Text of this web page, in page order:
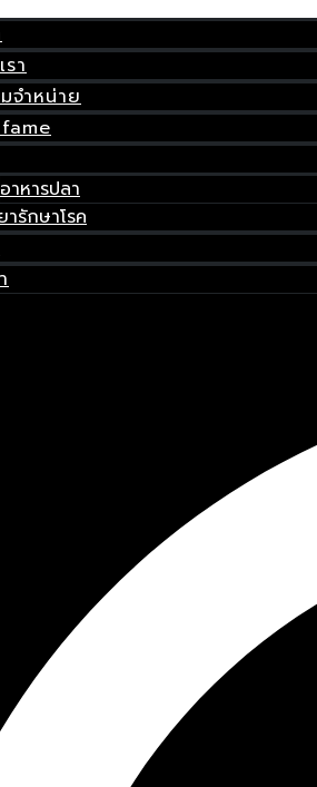
รา
จำหน่าย
อาหารปลา
ารักษาโรค